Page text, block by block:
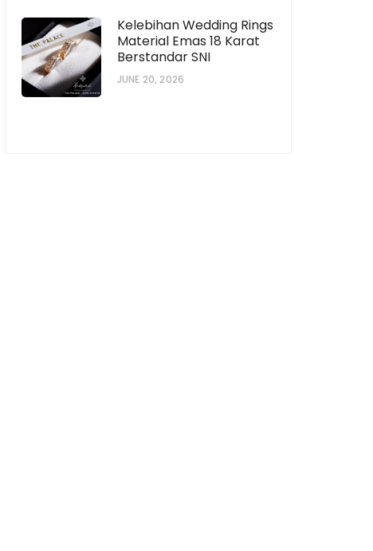
Kelebihan Wedding Rings
Material Emas 18 Karat
Berstandar SNI
JUNE 20, 2026